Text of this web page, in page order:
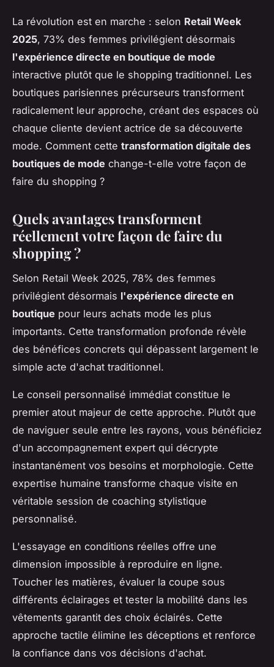
La révolution est en marche : selon Retail Week
2025, 73% des femmes privilégient désormais
l'expérience directe en boutique de mode
interactive plutôt que le shopping traditionnel. Les
boutiques parisiennes précurseurs transforment
radicalement leur approche, créant des espaces où
chaque cliente devient actrice de sa découverte
mode. Comment cette transformation digitale des
boutiques de mode change-t-elle votre façon de
faire du shopping ?
Quels avantages transforment
réellement votre façon de faire du
shopping ?
Selon Retail Week 2025, 78% des femmes
privilégient désormais l'expérience directe en
boutique pour leurs achats mode les plus
importants. Cette transformation profonde révèle
des bénéfices concrets qui dépassent largement le
simple acte d'achat traditionnel.
Le conseil personnalisé immédiat constitue le
premier atout majeur de cette approche. Plutôt que
de naviguer seule entre les rayons, vous bénéficiez
d'un accompagnement expert qui décrypte
instantanément vos besoins et morphologie. Cette
expertise humaine transforme chaque visite en
véritable session de coaching stylistique
personnalisé.
L'essayage en conditions réelles offre une
dimension impossible à reproduire en ligne.
Toucher les matières, évaluer la coupe sous
différents éclairages et tester la mobilité dans les
vêtements garantit des choix éclairés. Cette
approche tactile élimine les déceptions et renforce
la confiance dans vos décisions d'achat.